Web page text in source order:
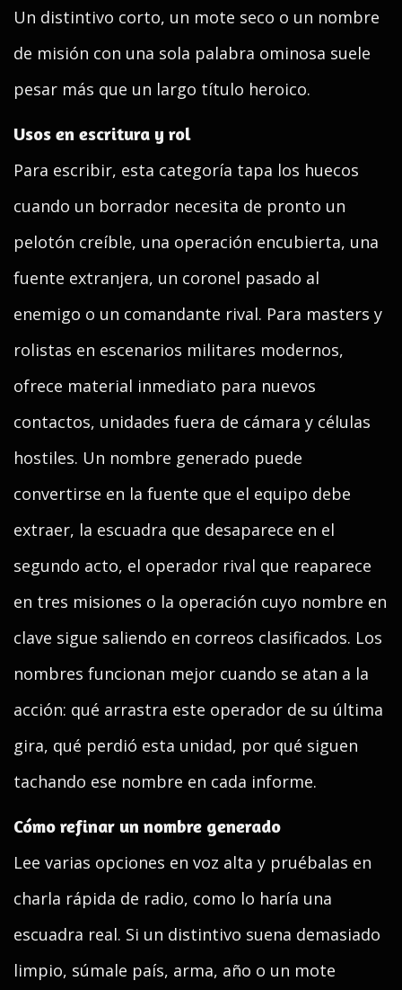
Un distintivo corto, un mote seco o un nombre
de misión con una sola palabra ominosa suele
pesar más que un largo título heroico.
Usos en escritura y rol
Para escribir, esta categoría tapa los huecos
cuando un borrador necesita de pronto un
pelotón creíble, una operación encubierta, una
fuente extranjera, un coronel pasado al
enemigo o un comandante rival. Para masters y
rolistas en escenarios militares modernos,
ofrece material inmediato para nuevos
contactos, unidades fuera de cámara y células
hostiles. Un nombre generado puede
convertirse en la fuente que el equipo debe
extraer, la escuadra que desaparece en el
segundo acto, el operador rival que reaparece
en tres misiones o la operación cuyo nombre en
clave sigue saliendo en correos clasificados. Los
nombres funcionan mejor cuando se atan a la
acción: qué arrastra este operador de su última
gira, qué perdió esta unidad, por qué siguen
tachando ese nombre en cada informe.
Cómo refinar un nombre generado
Lee varias opciones en voz alta y pruébalas en
charla rápida de radio, como lo haría una
escuadra real. Si un distintivo suena demasiado
limpio, súmale país, arma, año o un mote